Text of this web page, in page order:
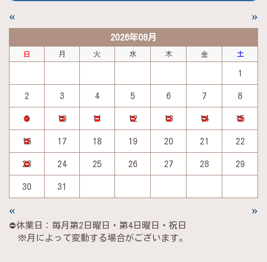
« »
2026年08月
日 月 火 水 木 金 土
1
2 3 4 5 6 7 8
9 10 11 12 13 14 15
16 17 18 19 20 21 22
23 24 25 26 27 28 29
30 31
« »
⛔休業日：毎月第2日曜日・第4日曜日・祝日
※月によって変動する場合がございます。